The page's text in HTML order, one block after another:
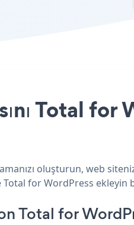
Total
oluşturun, web
for WordPress ekleyin
Total for